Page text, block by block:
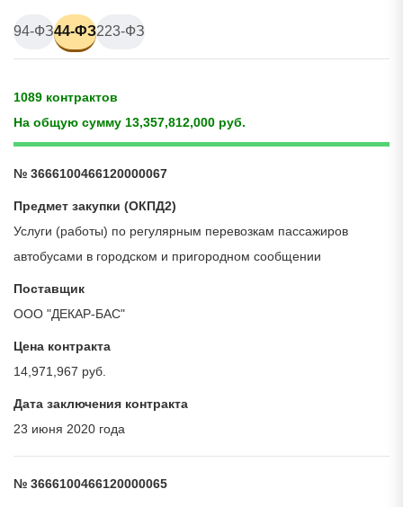
94-ФЗ44-ФЗ223-ФЗ
1089 контрактов
На общую сумму 13,357,812,000 руб.
№ 3666100466120000067
Предмет закупки (ОКПД2)
Услуги (работы) по регулярным перевозкам пассажиров
автобусами в городском и пригородном сообщении
Поставщик
ООО "ДЕКАР-БАС"
Цена контракта
14,971,967 руб.
Дата заключения контракта
23 июня 2020 года
№ 3666100466120000065